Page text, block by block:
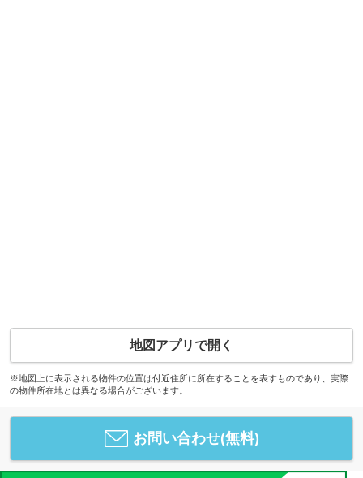
地図アプリで開く
※地図上に表示される物件の位置は付近住所に所在することを表すものであり、実際
の物件所在地とは異なる場合がございます。
お問い合わせ(無料)